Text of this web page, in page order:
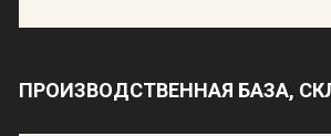
ПРОИЗВОДСТВЕННАЯ БАЗА,